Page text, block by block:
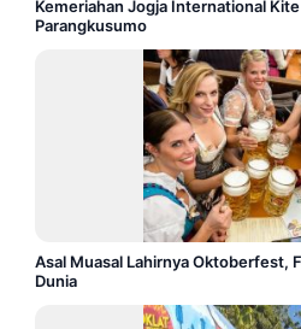
Kemeriahan Jogja International
Parangkusumo
Asal Muasal Lahirnya Oktoberfest,
Dunia